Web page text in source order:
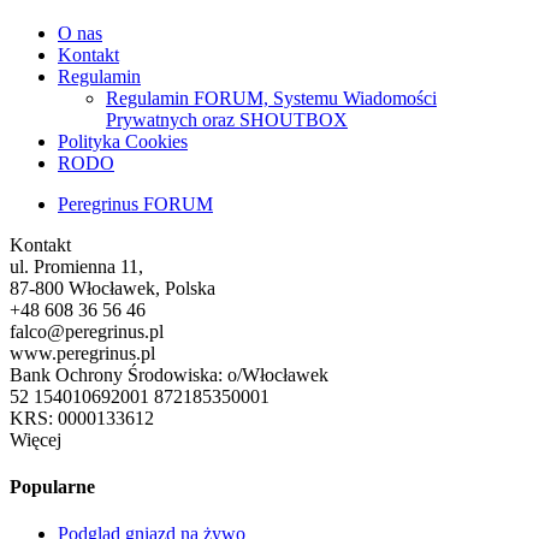
O nas
Kontakt
Regulamin
Regulamin FORUM, Systemu Wiadomości
Prywatnych oraz SHOUTBOX
Polityka Cookies
RODO
Peregrinus FORUM
Kontakt
ul. Promienna 11,
87-800 Włocławek, Polska
+48 608 36 56 46
falco@peregrinus.pl
www.peregrinus.pl
Bank Ochrony Środowiska: o/Włocławek
52 154010692001 872185350001
KRS: 0000133612
Więcej
Popularne
Podgląd gniazd na żywo